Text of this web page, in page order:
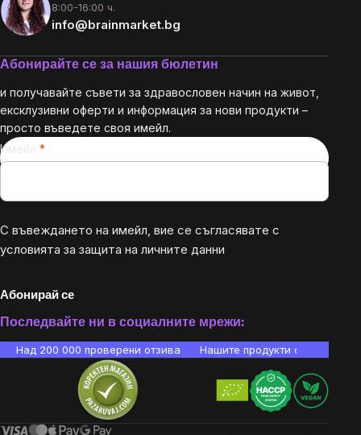
8:00-16:00 ч.
info@brainmarket.bg
Абонирайте се за нашия бюлетин
и получавайте съвети за здравословен начин на живот,
ексклузивни оферти и информация за нови продукти –
просто въведете своя имейл.
Имейл
С въвеждането на имейл, вие се съгласявате с
условията за защита на личните данни
Абонирай се
Последвайте ни в социалните мрежи:
Над 200 000 проверени отзива Нашите продукти са